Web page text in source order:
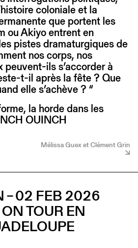
coloniale et la
que portent les
ou Akiyo entrent en
pistes dramaturgiques de
nos corps, nos
peuvent-ils s’accorder à
t-il après la fête ? Que
elle s’achève ? “
la horde dans les
OUINCH
Mélissa Guex et Clément Grin
– 02 FEB 2026
TOUR EN